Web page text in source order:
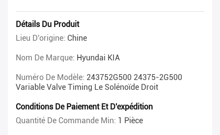
Détails Du Produit
Lieu D'origine: Chine
Nom De Marque: Hyundai KIA
Numéro De Modèle: 243752G500 24375-2G500
Variable Valve Timing Le Solénoïde Droit
Conditions De Paiement Et D'expédition
Quantité De Commande Min: 1 Pièce